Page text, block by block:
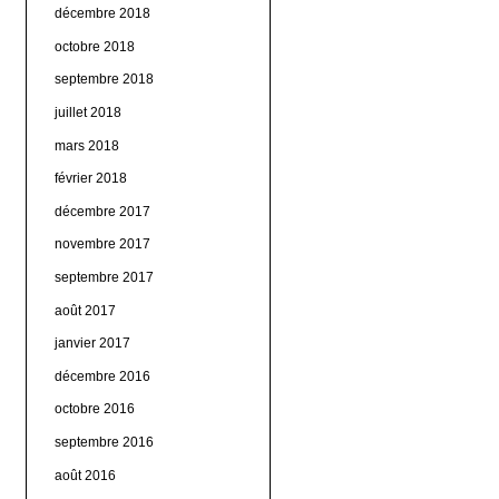
décembre 2018
octobre 2018
septembre 2018
juillet 2018
mars 2018
février 2018
décembre 2017
novembre 2017
septembre 2017
août 2017
janvier 2017
décembre 2016
octobre 2016
septembre 2016
août 2016